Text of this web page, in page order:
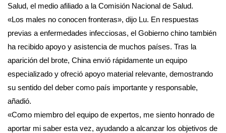
Salud, el medio afiliado a la Comisión Nacional de Salud.
«Los males no conocen fronteras», dijo Lu. En respuestas
previas a enfermedades infecciosas, el Gobierno chino también
ha recibido apoyo y asistencia de muchos países. Tras la
aparición del brote, China envió rápidamente un equipo
especializado y ofreció apoyo material relevante, demostrando
su sentido del deber como país importante y responsable,
añadió.
«Como miembro del equipo de expertos, me siento honrado de
aportar mi saber esta vez, ayudando a alcanzar los objetivos de